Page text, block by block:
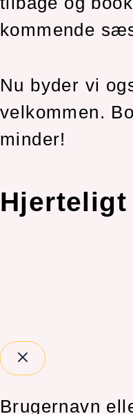
kommende
Nu byder vi
velkommen.
minder!
Hjerteligt
Brugernavn